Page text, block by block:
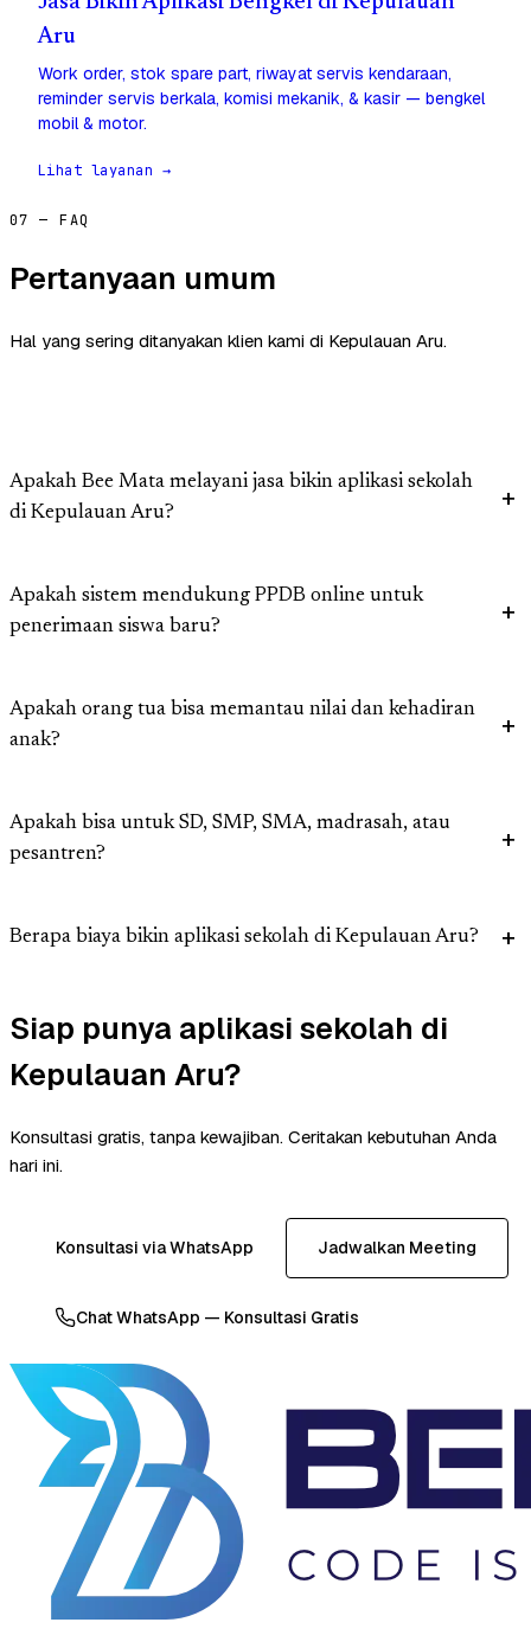
Aru
Work order, stok spare part, riwayat servis kendaraan,
reminder servis berkala, komisi mekanik, & kasir — bengkel
mobil & motor.
Lihat layanan →
07 — FAQ
Pertanyaan umum
Hal yang sering ditanyakan klien kami di Kepulauan Aru.
Apakah Bee Mata melayani jasa bikin aplikasi sekolah
di Kepulauan Aru?
Apakah sistem mendukung PPDB online untuk
penerimaan siswa baru?
Apakah orang tua bisa memantau nilai dan kehadiran
anak?
Apakah bisa untuk SD, SMP, SMA, madrasah, atau
pesantren?
Berapa biaya bikin aplikasi sekolah di Kepulauan Aru?
Siap punya aplikasi sekolah di
Kepulauan Aru?
Konsultasi gratis, tanpa kewajiban. Ceritakan kebutuhan Anda
hari ini.
Konsultasi via WhatsApp Jadwalkan Meeting
Chat WhatsApp — Konsultasi Gratis